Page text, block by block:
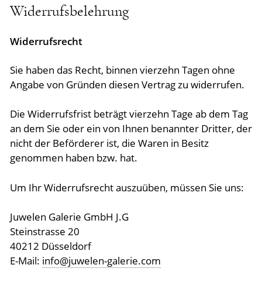
Widerrufsbelehrung
Widerrufsrecht
Sie haben das Recht, binnen vierzehn Tagen ohne
Angabe von Gründen diesen Vertrag zu widerrufen.
Die Widerrufsfrist beträgt vierzehn Tage ab dem Tag
an dem Sie oder ein von Ihnen benannter Dritter, der
nicht der Beförderer ist, die Waren in Besitz
genommen haben bzw. hat.
Um Ihr Widerrufsrecht auszuüben, müssen Sie uns:
Juwelen Galerie GmbH J.G
Steinstrasse 20
40212 Düsseldorf
E-Mail: info@juwelen-galerie.com